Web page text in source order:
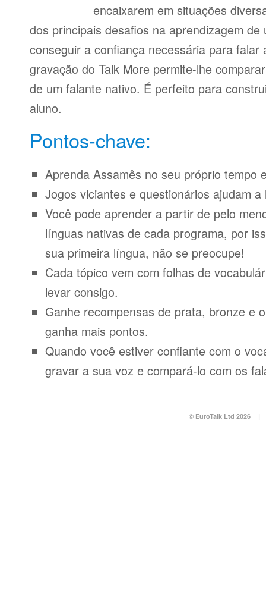
encaixarem em situações
dos principais desafios na aprendizagem
conseguir a confiança necessária para
gravação do Talk More permite-lhe
de um falante nativo. É perfeito para
aluno.
Pontos-chave:
Aprenda Assamês no seu próprio tempo
Jogos viciantes e questionários ajudam
Você pode aprender a partir de pelo
línguas nativas de cada programa, por
sua primeira língua, não se preocupe!
Cada tópico vem com folhas de
levar consigo.
Ganhe recompensas de prata, bronze e
ganha mais pontos.
Quando você estiver confiante com o
gravar a sua voz e compará-lo com os
© EuroTalk Ltd 2026 |